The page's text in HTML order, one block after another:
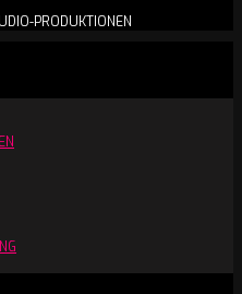
PRODUKTIONEN